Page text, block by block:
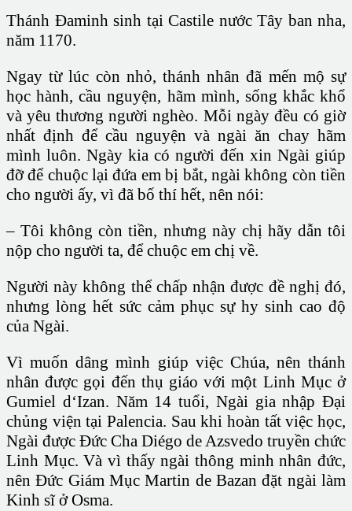
Thánh Đaminh sinh tại Castile nước Tây ban nha,
năm 1170.
Ngay từ lúc còn nhỏ, thánh nhân đã mến mộ sự
học hành, cầu nguyện, hãm mình, sống khắc khổ
và yêu thương người nghèo. Mỗi ngày đều có giờ
nhất định để cầu nguyện và ngài ăn chay hãm
mình luôn. Ngày kia có người đến xin Ngài giúp
đỡ để chuộc lại đứa em bị bắt, ngài không còn tiền
cho người ấy, vì đã bố thí hết, nên nói:
– Tôi không còn tiền, nhưng này chị hãy dẫn tôi
nộp cho người ta, để chuộc em chị về.
Người này không thể chấp nhận được đề nghị đó,
nhưng lòng hết sức cảm phục sự hy sinh cao độ
của Ngài.
Vì muốn dâng mình giúp việc Chúa, nên thánh
nhân được gọi đến thụ giáo với một Linh Mục ở
Gumiel d‘Izan. Năm 14 tuổi, Ngài gia nhập Đại
chủng viện tại Palencia. Sau khi hoàn tất việc học,
Ngài được Đức Cha Diégo de Azsvedo truyền chức
Linh Mục. Và vì thấy ngài thông minh nhân đức,
nên Đức Giám Mục Martin de Bazan đặt ngài làm
Kinh sĩ ở Osma.